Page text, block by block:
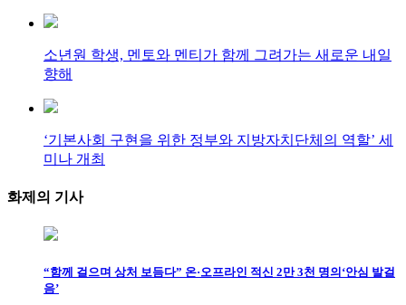
소년원 학생, 멘토와 멘티가 함께 그려가는 새로운 내일
향해
‘기본사회 구현을 위한 정부와 지방자치단체의 역할’ 세
미나 개최
화제의 기사
“함께 걸으며 상처 보듬다” 온·오프라인 적신 2만 3천 명의‘안심 발걸
음’